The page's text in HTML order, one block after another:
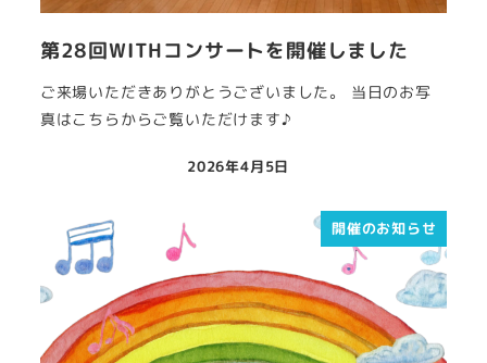
第28回WITHコンサートを開催しました
ご来場いただきありがとうございました。 当日のお写
真はこちらからご覧いただけます♪
2026年4月5日
開催のお知らせ